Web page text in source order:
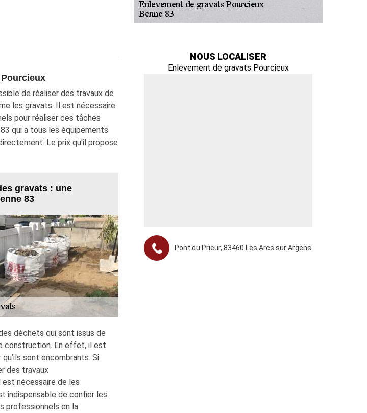
de réaliser des travaux de
les gravats. Il est nécessaire
pour réaliser ces tâches
qui a tous les équipements
Le prix qu'il propose
gravats : une
83
déchets qui sont issus de
construction. En effet, il est
sont encombrants. Si
des travaux
est nécessaire de les
indispensable de confier les
professionnels en la
NOUS LOCALISER
Enlevement de gravats Pourcieux
Pont du Prieur, 83460 Les Arcs sur Argens